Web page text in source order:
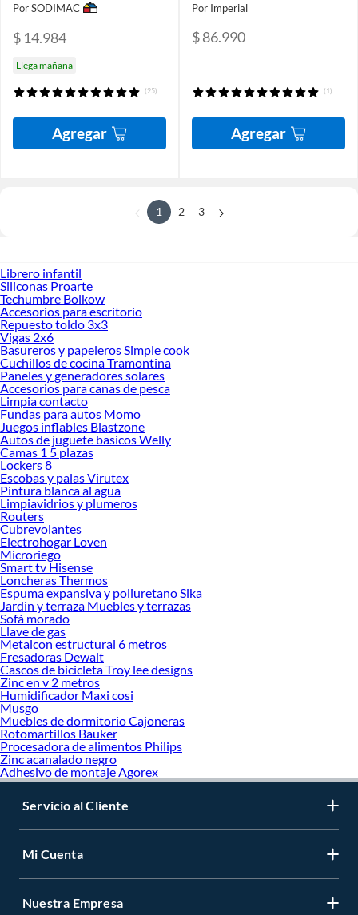
Por SODIMAC
$ 14.984
Llega mañana
(25)
Agregar
Por Imperial
$ 86.990
(1)
Agregar
1 2 3
Librero infantil
Siliconas Proarte
Techumbre Bolkow
Accesorios para escritorio
Repuesto toldo 3x3
Vigas 2x6
Basureros y papeleros Simple cook
Cuchillos de cocina Tramontina
Paneles y generadores solares
Accesorios para canas de pesca
Limpia contacto
Fundas para autos Momo
Juegos inflables Blastzone
Autos de juguete basicos Welly
Camas 1 5 plazas
Lockers 8
Escobas y palas Virutex
Pintura blanca al agua
Limpiavidrios y plumeros
Routers
Cubrevolantes
Electrohogar Loven
Microriego
Smart tv Hisense
Loncheras Thermos
Espuma expansiva y poliuretano Sika
Jardin y terraza Muebles y terrazas
Sofá morado
Llave de gas
Metalcon estructural 6 metros
Fresadoras Dewalt
Cascos de bicicleta Troy lee designs
Zinc en v 2 metros
Humidificador Maxi cosi
Musgo
Muebles de dormitorio Cajoneras
Rotomartillos Bauker
Procesadora de alimentos Philips
Zinc acanalado negro
Adhesivo de montaje Agorex
Servicio al Cliente
Mi Cuenta
Nuestra Empresa